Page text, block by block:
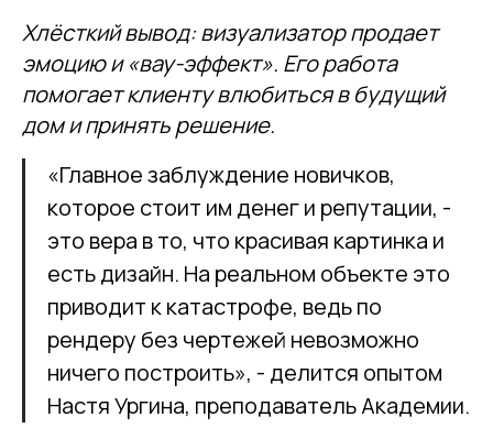
Хлёсткий вывод: визуализатор продает
эмоцию и «вау-эффект». Его работа
помогает клиенту влюбиться в будущий
дом и принять решение.
«Главное заблуждение новичков,
которое стоит им денег и репутации, -
это вера в то, что красивая картинка и
есть дизайн. На реальном объекте это
приводит к катастрофе, ведь по
рендеру без чертежей невозможно
ничего построить», - делится опытом
Настя Ургина, преподаватель Академии.